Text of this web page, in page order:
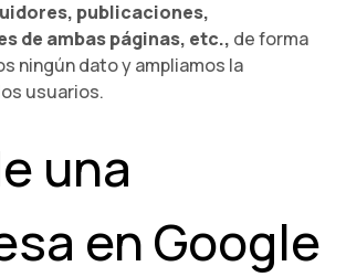
publicaciones,
de ambas páginas, etc., de forma
ningún dato y ampliamos la
usuarios.
una
en Google